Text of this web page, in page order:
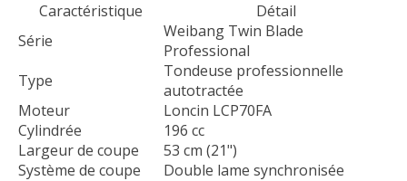
Caractéristique
Détail
Série
Weibang Twin Blade
Professional
Type
Tondeuse professionnelle
autotractée
Moteur
Loncin LCP70FA
Cylindrée
196 cc
Largeur de coupe
53 cm (21")
Système de coupe
Double lame synchronisée